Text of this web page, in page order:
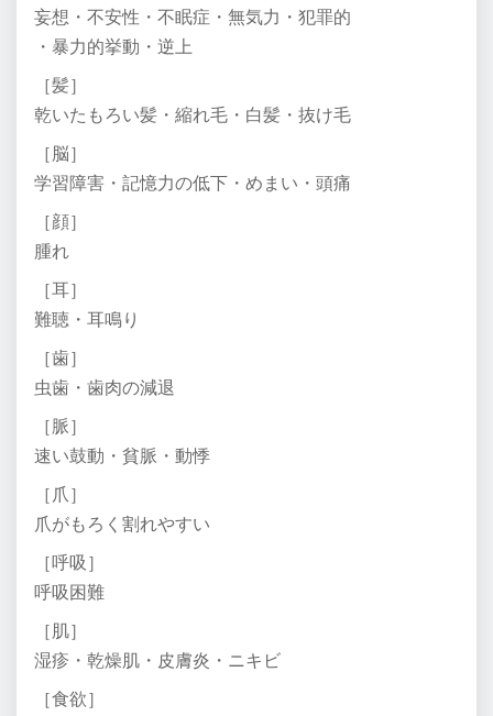
妄想・不安性・不眠症・無気力・犯罪的
・暴力的挙動・逆上
［髪］
乾いたもろい髪・縮れ毛・白髪・抜け毛
［脳］
学習障害・記憶力の低下・めまい・頭痛
［顔］
腫れ
［耳］
難聴・耳鳴り
［歯］
虫歯・歯肉の減退
［脈］
速い鼓動・貧脈・動悸
［爪］
爪がもろく割れやすい
［呼吸］
呼吸困難
［肌］
湿疹・乾燥肌・皮膚炎・ニキビ
［食欲］